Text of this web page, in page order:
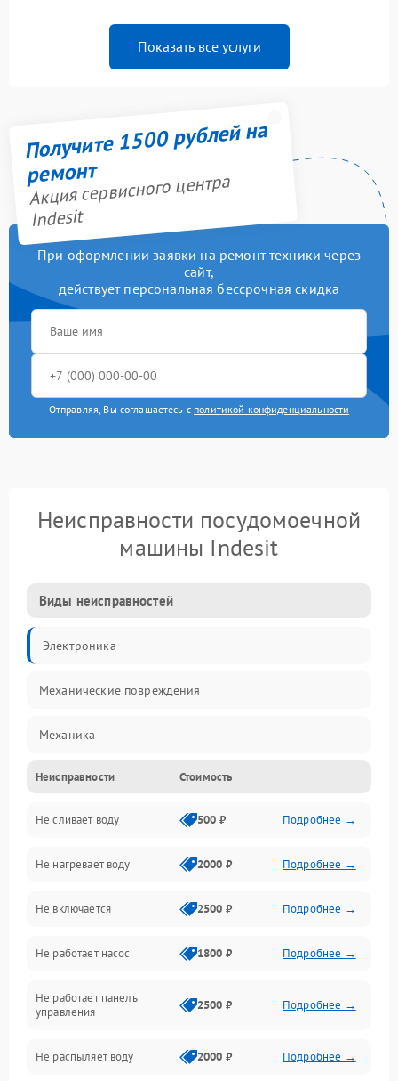
Показать все услуги
Получите 1500 рублей на
ремонт
Акция сервисного центра
Indesit
При оформлении заявки на ремонт техники через
сайт,
действует персональная бессрочная скидка
Отправляя, Вы соглашаетесь с политикой конфиденциальности
Неисправности посудомоечной
машины Indesit
Виды неисправностей
Электроника
Механические повреждения
Механика
Управление
Электропитание
Датчики
Нагрев
Вода
Гигиена
Программное обеспечение
Неисправности Стоимость
Не сливает воду 500 ₽ Подробнее →
Не нагревает воду 2000 ₽ Подробнее →
Не включается 2500 ₽ Подробнее →
Не работает насос 1800 ₽ Подробнее →
Не работает панель
управления
2500 ₽ Подробнее →
Не распыляет воду 2000 ₽ Подробнее →